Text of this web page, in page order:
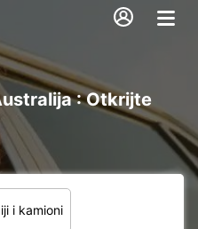
: Otkrijte
i kamioni